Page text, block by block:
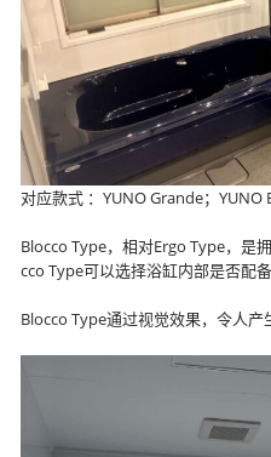
对应款式 ：YUNO Grande；YUNO
Blocco Type，相对Ergo Type，是
cco Type可以选择浴缸内部是否配备
Blocco Type通过视觉效果，令人产